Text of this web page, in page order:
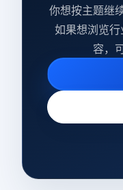
你想按主题继
如果想浏览
容，